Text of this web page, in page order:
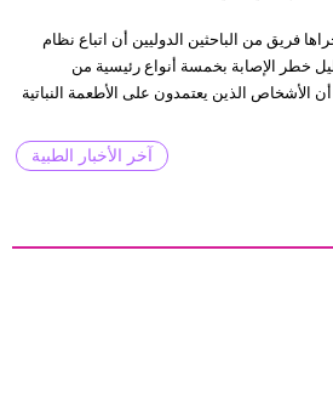
فريق من الباحثين الدوليين أن اتباع نظام
خطر الإصابة بخمسة أنواع رئيسية من
الأشخاص الذين يعتمدون على الأطعمة النباتية
آخر الأخبار الطبية